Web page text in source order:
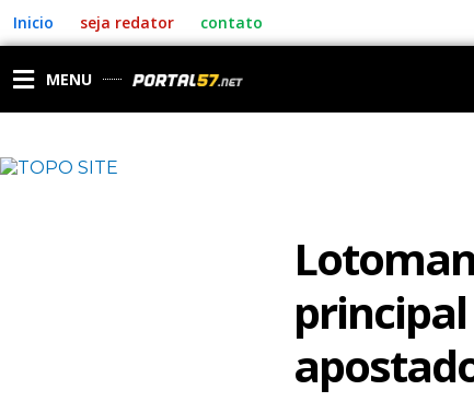
para
o
conteúdo
Inicio seja redator contato
MENU